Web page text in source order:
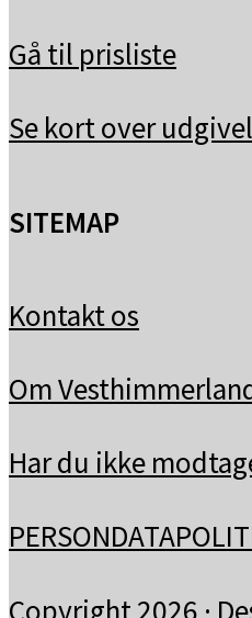
Gå til prisliste
Se kort over
SITEMAP
Kontakt os
Om
Har du ikke
Copyright 2026 ·